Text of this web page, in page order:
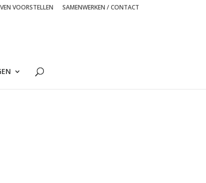
VOORSTELLEN SAMENWERKEN / CONTACT